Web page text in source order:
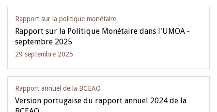
Rapport sur la politique monétaire
Rapport sur la Politique Monétaire dans l'UMOA -
septembre 2025
29 septembre 2025
Rapport annuel de la BCEAO
Version portugaise du rapport annuel 2024 de la